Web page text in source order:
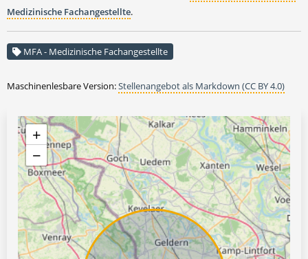
Medizinische Fachangestellte.
MFA - Medizinische Fachangestellte
Maschinenlesbare Version:Stellenangebot als Markdown (CC BY 4.0)
+
−